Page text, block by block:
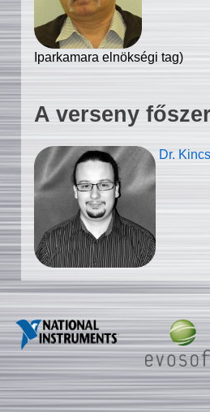
Iparkamara elnökségi tag)
A verseny
Dr.